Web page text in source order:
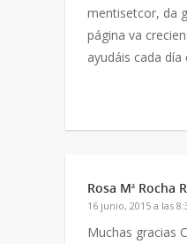
mentisetcor, da
página va
ayudáis cada
Rosa Mª Rocha
16 junio, 2015 a las
Muchas gracias